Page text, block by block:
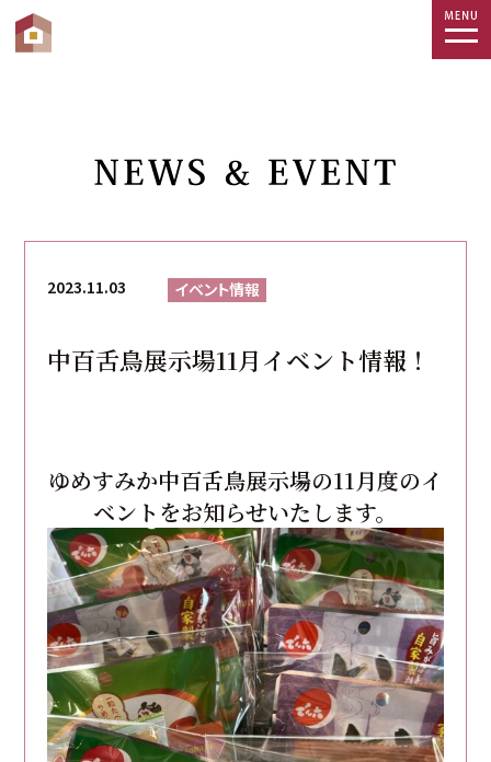
2023.11.03 イベント情報
中百舌鳥展示場11月イベント情報！
ゆめすみか中百舌鳥展示場の11月度のイ
ベントをお知らせいたします。